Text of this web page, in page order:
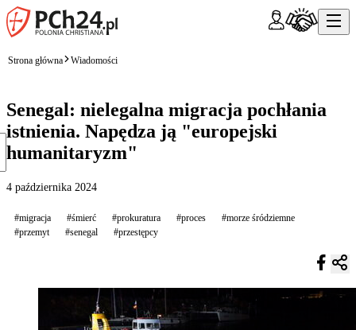
Strona główna Wiadomości
Senegal: nielegalna migracja pochłania
istnienia. Napędza ją "europejski
humanitaryzm"
4 października 2024
#migracja #śmierć #prokuratura #proces
#morze śródziemne
#przemyt
#senegal #przestępcy